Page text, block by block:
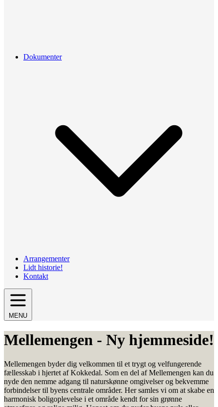
Dokumenter
Arrangementer
Lidt historie!
Kontakt
MENU
Mellemengen - Ny hjemmeside!
Mellemengen byder dig velkommen til et trygt og velfungerende
fællesskab i hjertet af Kokkedal. Som en del af Mellemengen kan du
nyde den nemme adgang til naturskønne omgivelser og bekvemme
forbindelser til byens centrale områder. Her samles vi om at skabe en
harmonisk boligoplevelse i et område kendt for sin grønne